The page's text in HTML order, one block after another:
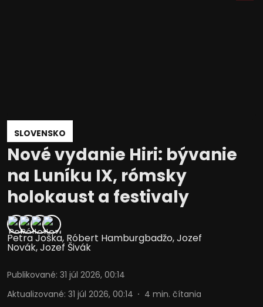
SLOVENSKO
Nové vydanie Hiri: bývanie
na Luníku IX, rómsky
holokaust a festivaly
Petra Joška, Róbert Hamburgbadžo,Jozef
Novák,Jozef Šivák
Publikované: 31 júl 2026, 00:14
Aktualizované: 31 júl 2026, 00:14 4 min. čítania